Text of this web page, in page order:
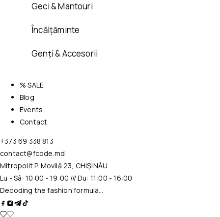
Geci & Mantouri
Încălțăminte
Genți & Accesorii
% SALE
Blog
Events
Contact
+373 69 338 813
contact@fcode.md
Mitropolit P. Movilă 23, CHIȘINĂU
Lu - Sâ: 10:00 - 19:00 /// Du: 11:00 - 16:00
Decoding the fashion formula…